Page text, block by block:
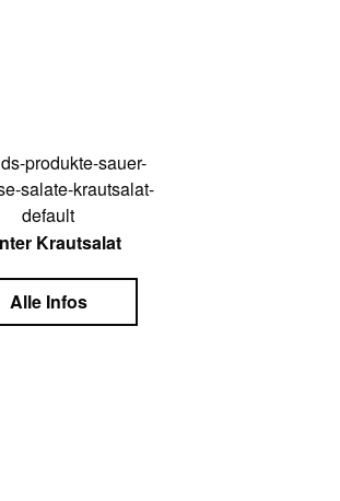
Krautsalat
Alle Infos